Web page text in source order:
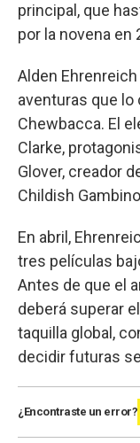
principal, que
por la novena en
Alden
aventuras que
Chewbacca. El
Clarke,
Glover, creador
Childish
En abril,
tres películas
Antes de que el
deberá superar
taquilla global,
decidir futuras
¿Encontraste un error?